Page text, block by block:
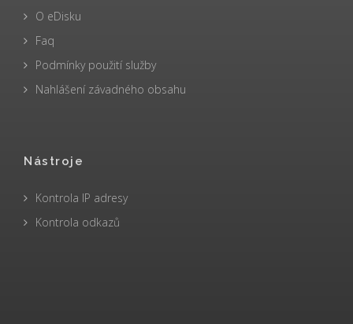
O eDisku
Faq
Podmínky použití služby
Nahlášení závadného obsahu
Nástroje
Kontrola IP adresy
Kontrola odkazů